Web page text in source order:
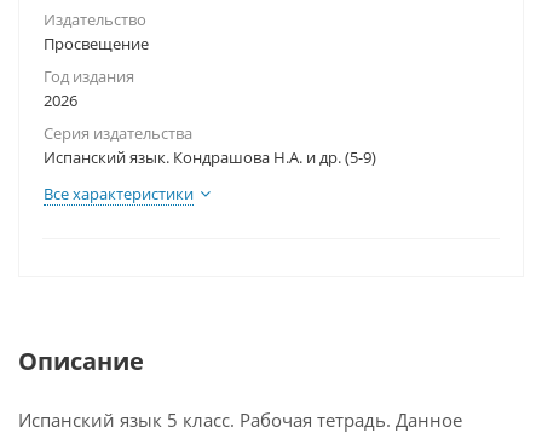
Издательство
Просвещение
Год издания
2026
Серия издательства
Испанский язык. Кондрашова Н.А. и др. (5-9)
Все характеристики
Описание
Испанский язык 5 класс. Рабочая тетрадь. Данное